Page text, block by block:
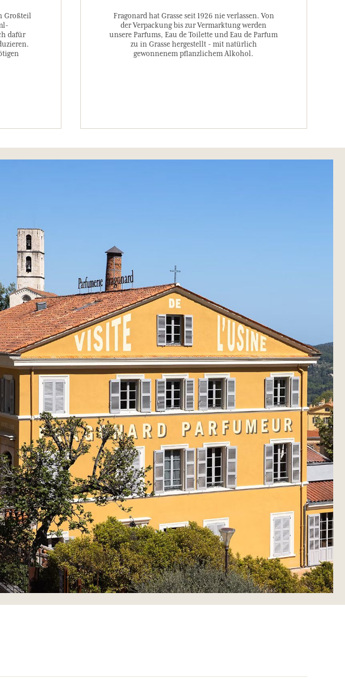
Großteil
dafür
Fragonard hat Grasse seit 1926 nie verlassen. Von
der Verpackung bis zur Vermarktung werden
unsere Parfums, Eau de Toilette und Eau de Parfum
zu in Grasse hergestellt - mit natürlich
gewonnenem pflanzlichem Alkohol.